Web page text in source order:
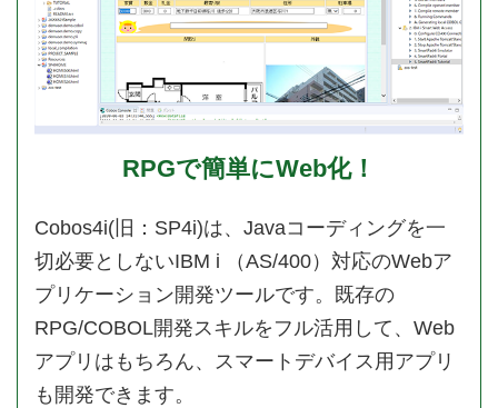
RPGで簡単にWeb化！
Cobos4i(旧：SP4i)は、Javaコーディングを一
切必要としないIBM i （AS/400）対応のWebア
プリケーション開発ツールです。既存の
RPG/COBOL開発スキルをフル活用して、Web
アプリはもちろん、スマートデバイス用アプリ
も開発できます。